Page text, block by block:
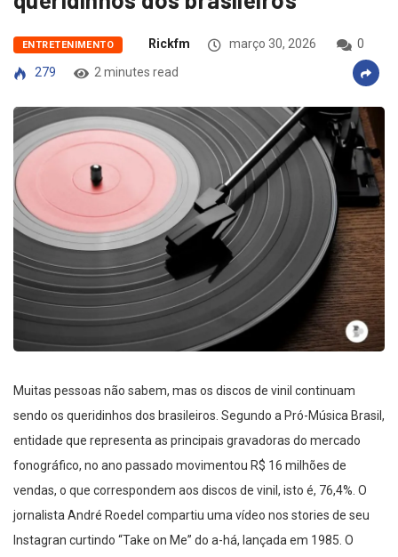
ENTRETENIMENTO Rickfm março 30, 2026
0
279
2 minutes read
Muitas pessoas não sabem, mas os discos de vinil continuam
sendo os queridinhos dos brasileiros. Segundo a Pró-Música Brasil,
entidade que representa as principais gravadoras do mercado
fonográfico, no ano passado movimentou R$ 16 milhões de
vendas, o que correspondem aos discos de vinil, isto é, 76,4%. O
jornalista André Roedel compartiu uma vídeo nos stories de seu
Instagran curtindo “Take on Me” do a-há, lançada em 1985. O